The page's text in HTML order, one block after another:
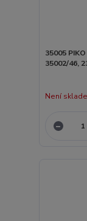
35005
35002/46,
Není